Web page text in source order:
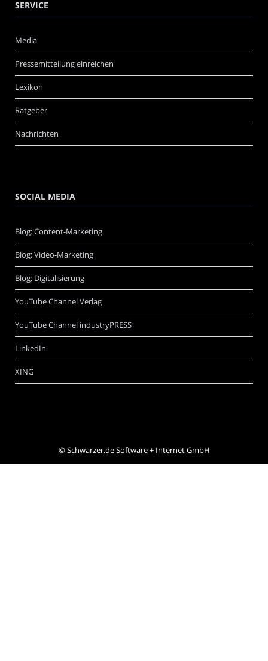
SERVICE
Media
Pressemitteilung einreichen
Lexikon
Ratgeber
Nachrichten
SOCIAL MEDIA
Blog: Content-Marketing
Blog: Video-Marketing
Blog: Digitalisierung
YouTube Channel Verlag
YouTube Channel industryPRESS
LinkedIn
XING
©Schwarzer.de Software + Internet GmbH